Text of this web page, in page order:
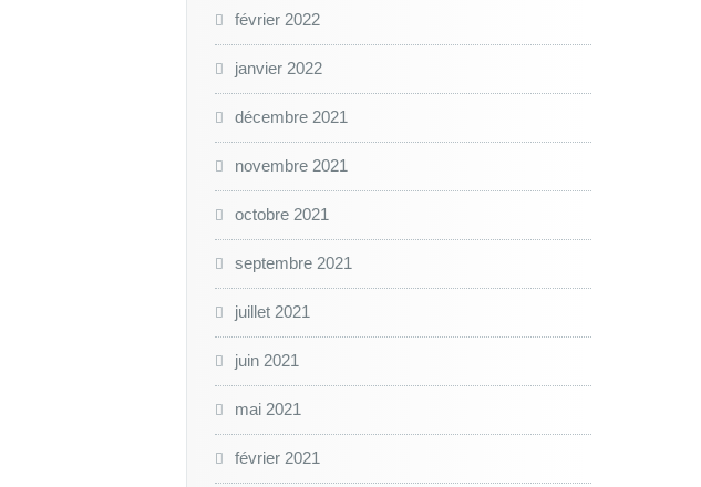
février 2022
janvier 2022
décembre 2021
novembre 2021
octobre 2021
septembre 2021
juillet 2021
juin 2021
mai 2021
février 2021